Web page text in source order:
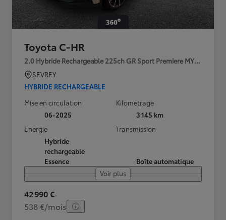
Toyota C-HR
2.0 Hybride Rechargeable 225ch GR Sport Premiere MY25
SEVREY
HYBRIDE RECHARGEABLE
Mise en circulation
06-2025
Kilométrage
3 145 km
Energie
Hybride
rechargeable
Essence
Transmission
Boîte automatique
Voir plus
42 990 €
538 €/mois